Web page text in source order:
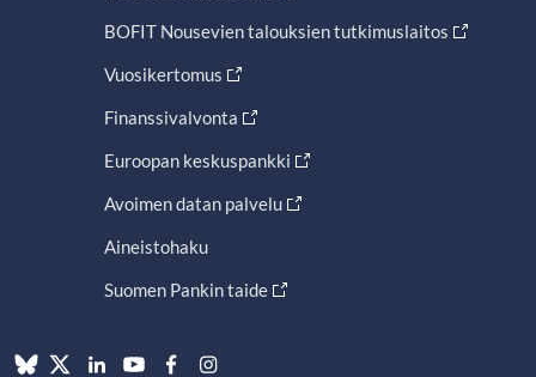
BOFIT Nousevien talouksien tutkimuslaitos
Vuosikertomus
Finanssivalvonta
Euroopan keskuspankki
Avoimen datan palvelu
Aineistohaku
Suomen Pankin taide